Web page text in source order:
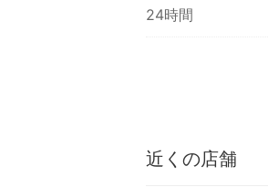
24時間
近くの店舗